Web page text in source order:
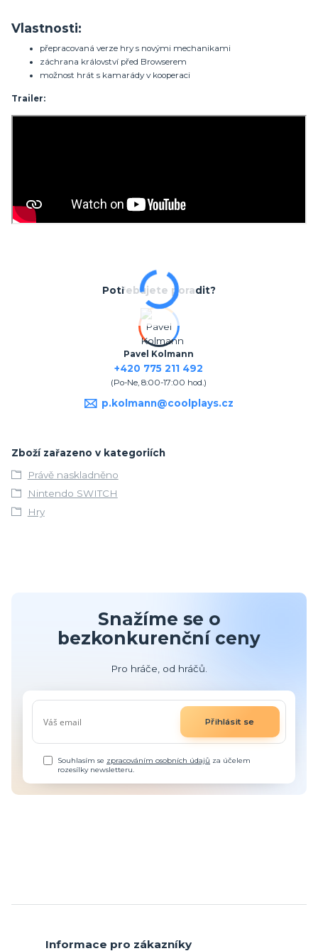
Vlastnosti:
přepracovaná verze hry s novými mechanikami
záchrana království před Browserem
možnost hrát s kamarády v kooperaci
Trailer:
Potřebujete poradit?
Pavel Kolmann
+420 775 211 492
(Po-Ne, 8:00-17:00 hod.)
p.kolmann@coolplays.cz
Zboží zařazeno v kategoriích
Právě naskladněno
Nintendo SWITCH
Hry
Snažíme se o
bezkonkurenční ceny
Pro hráče, od hráčů.
Přihlásit se
Souhlasím se zpracováním osobních údajů za účelem
rozesílky newsletteru.
Informace pro zákazníky